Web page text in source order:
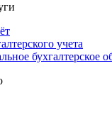
учета
бухгалтерское